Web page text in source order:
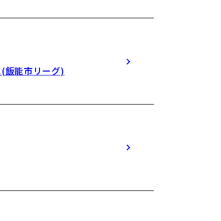
飯能市リーグ)